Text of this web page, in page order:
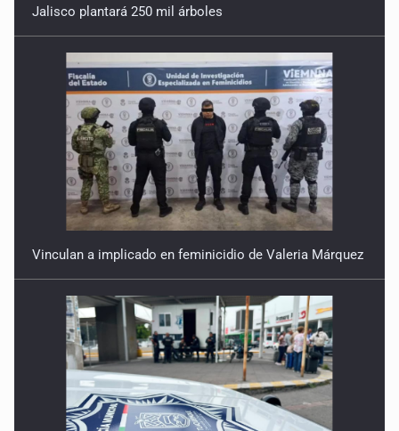
Jalisco plantará 250 mil árboles
Vinculan a implicado en feminicidio de Valeria Márquez